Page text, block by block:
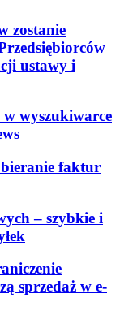
zostanie
ustawy i
wyszukiwarce
faktur
– szybkie i
sprzedaż w e-